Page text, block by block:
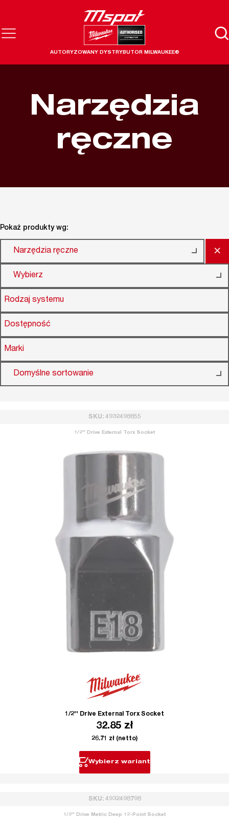
AUTORYZOWANY DYSTRYBUTOR MILWAUKEE®
Narzędzia
ręczne
Pokaż produkty wg:
Narzędzia ręczne ×
Wybierz
Rodzaj systemu
Dostępność
Marki
Domyślne sortowanie
SKU: 4932498855
1/2'' Drive External Torx Socket
1/2'' Drive External Torx Socket
32.85 zł
26.71 zł (netto)
Wybierz wariant
SKU: 4932498798
1/2'' Drive Metric Deep 12-Point Socket